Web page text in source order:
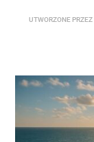
UTWORZONE PRZEZ